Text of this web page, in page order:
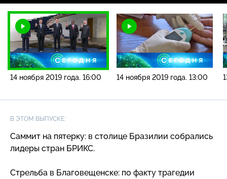
14 ноября 2019 года. 16:00 14 ноября 2019 года. 13:00
В ЭТОМ ВЫПУСКЕ:
Саммит на пятерку: в столице Бразилии собрались
лидеры стран БРИКС.
Стрельба в Благовещенске: по факту трагедии